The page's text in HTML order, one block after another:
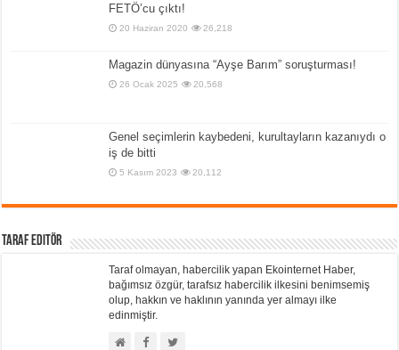
FETÖ’cu çıktı!
20 Haziran 2020 26,218
Magazin dünyasına “Ayşe Barım” soruşturması!
26 Ocak 2025 20,568
Genel seçimlerin kaybedeni, kurultayların kazanıydı o
iş de bitti
5 Kasım 2023 20,112
Taraf Editör
Taraf olmayan, habercilik yapan Ekointernet Haber,
bağımsız özgür, tarafsız habercilik ilkesini benimsemiş
olup, hakkın ve haklının yanında yer almayı ilke
edinmiştir.